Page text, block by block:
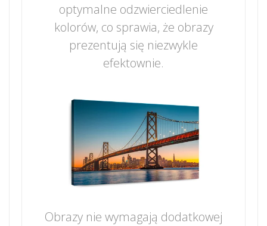
optymalne odzwierciedlenie
kolorów, co sprawia, że obrazy
prezentują się niezwykle
efektownie.
Obrazy nie wymagają dodatkowej